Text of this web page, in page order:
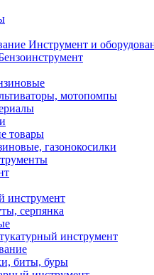
Инструмент и
мотопомпы
товары
газонокосилки
инструмент
серпянка
инструмент
биты, буры